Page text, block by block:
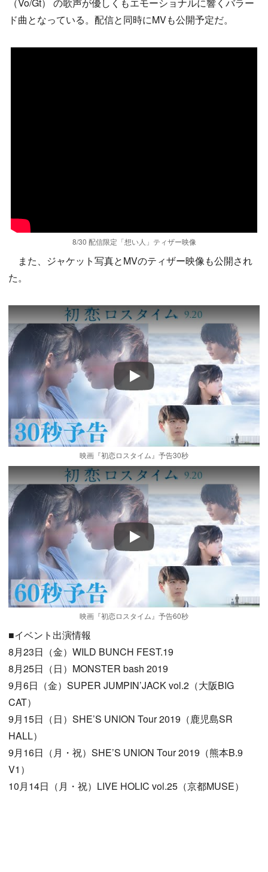
（Vo/Gt） の歌声が優しくもエモーショナルに響くバラー
ド曲となっている。配信と同時にMVも公開予定だ。
8/30 配信限定「想い人」ティザー映像
また、ジャケット写真とMVのティザー映像も公開され
た。
Play
映画『初恋ロスタイム』予告30秒
Play
映画『初恋ロスタイム』予告60秒
■イベント出演情報
8月23日（金）WILD BUNCH FEST.19
8月25日（日）MONSTER bash 2019
9月6日（金）SUPER JUMPIN’JACK vol.2（大阪BIG
CAT）
9月15日（日）SHE’S UNION Tour 2019（鹿児島SR
HALL）
9月16日（月・祝）SHE’S UNION Tour 2019（熊本B.9
V1）
10月14日（月・祝）LIVE HOLIC vol.25（京都MUSE）